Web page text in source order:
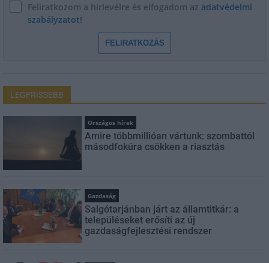
Feliratkozom a hírlevélre és elfogadom az adatvédelmi
szabályzatot!
FELIRATKOZÁS
LEGFRISSEBB
Országos hírek
Amire többmillióan vártunk: szombattól
másodfokúra csökken a riasztás
Gazdaság
Salgótarjánban járt az államtitkár: a
településeket erősíti az új
gazdaságfejlesztési rendszer